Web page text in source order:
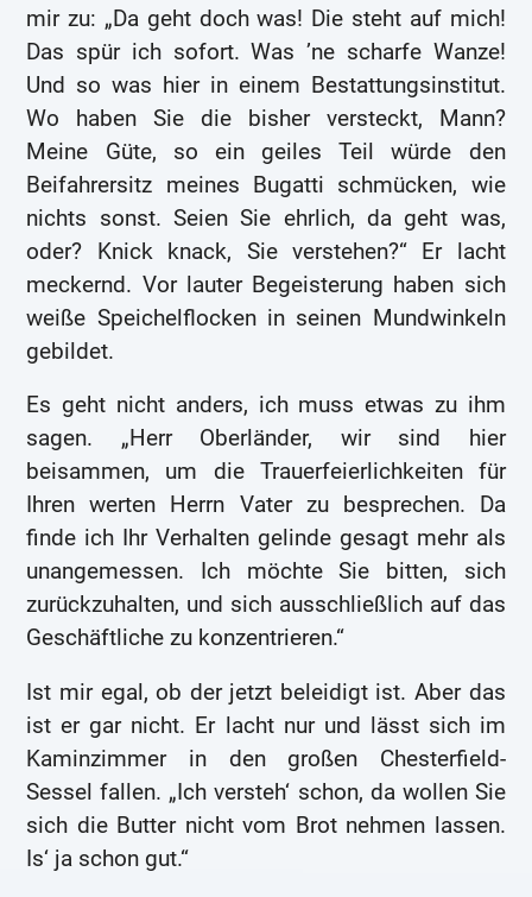
mir zu: „Da geht doch was! Die steht auf mich!
Das spür ich sofort. Was ’ne scharfe Wanze!
Und so was hier in einem Bestattungsinstitut.
Wo haben Sie die bisher versteckt, Mann?
Meine Güte, so ein geiles Teil würde den
Beifahrersitz meines Bugatti schmücken, wie
nichts sonst. Seien Sie ehrlich, da geht was,
oder? Knick knack, Sie verstehen?“ Er lacht
meckernd. Vor lauter Begeisterung haben sich
weiße Speichelflocken in seinen Mundwinkeln
gebildet.
Es geht nicht anders, ich muss etwas zu ihm
sagen. „Herr Oberländer, wir sind hier
beisammen, um die Trauerfeierlichkeiten für
Ihren werten Herrn Vater zu besprechen. Da
finde ich Ihr Verhalten gelinde gesagt mehr als
unangemessen. Ich möchte Sie bitten, sich
zurückzuhalten, und sich ausschließlich auf das
Geschäftliche zu konzentrieren.“
Ist mir egal, ob der jetzt beleidigt ist. Aber das
ist er gar nicht. Er lacht nur und lässt sich im
Kaminzimmer in den großen Chesterfield-
Sessel fallen. „Ich versteh‘ schon, da wollen Sie
sich die Butter nicht vom Brot nehmen lassen.
Is‘ ja schon gut.“